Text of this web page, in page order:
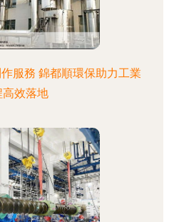
服務 錦都順環保助力工業
高效落地